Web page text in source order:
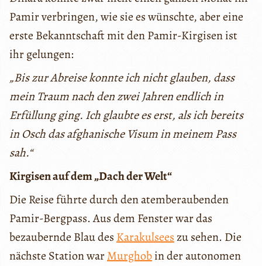
Pamir verbringen, wie sie es wünschte, aber eine
erste Bekanntschaft mit den Pamir-Kirgisen ist
ihr gelungen:
„Bis zur Abreise konnte ich nicht glauben, dass
mein Traum nach den zwei Jahren endlich in
Erfüllung ging. Ich glaubte es erst, als ich bereits
in Osch das afghanische Visum in meinem Pass
sah.“
Kirgisen auf dem „Dach der Welt“
Die Reise führte durch den atemberaubenden
Pamir-Bergpass. Aus dem Fenster war das
bezaubernde Blau des Karakulseeszu sehen. Die
nächste Station warMurghobin der autonomen